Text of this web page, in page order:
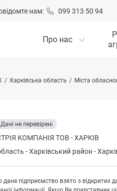
нам: 099 313 50 94
Про нас
Харківська область Міста
Дані не перевірені
КОМПАНІЯ ТОВ - ХАРКІВ
-Харківський район -
дане підприємство взято з відкритих